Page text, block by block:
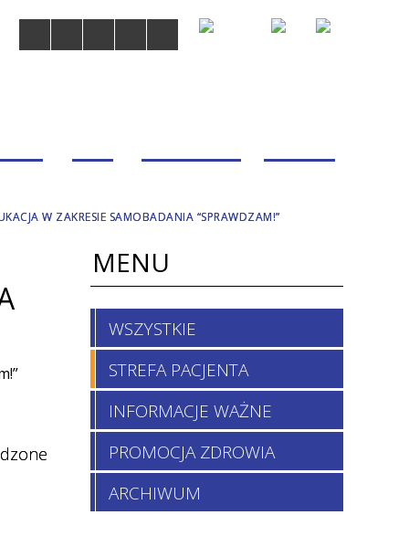
W ZAKRESIE SAMOBADANIA “SPRAWDZAM!”
MENU
WSZYSTKIE
STREFA PACJENTA
INFORMACJE WAŻNE
PROMOCJA ZDROWIA
ARCHIWUM